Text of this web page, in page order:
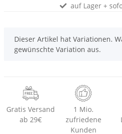
auf Lager +
x
Dieser Artikel hat Variationen.
gewünschte Variation aus.
Gratis Versand
ab 29€
1 Mio.
zufriedene
Kunden